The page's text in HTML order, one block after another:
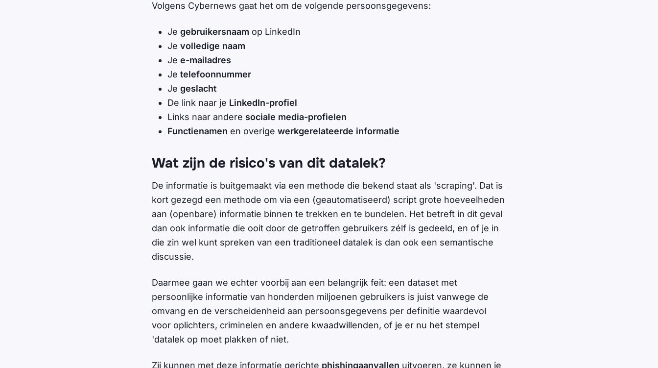
Volgens Cybernews gaat het om de volgende persoonsgegevens:
Je gebruikersnaam op LinkedIn
Je volledige naam
Je e-mailadres
Je telefoonnummer
Je geslacht
De link naar je LinkedIn-profiel
Links naar andere sociale media-profielen
Functienamen en overige werkgerelateerde informatie
Wat zijn de risico's van dit datalek?
De informatie is buitgemaakt via een methode die bekend staat als 'scraping'. Dat is
kort gezegd een methode om via een (geautomatiseerd) script grote hoeveelheden
aan (openbare) informatie binnen te trekken en te bundelen. Het betreft in dit geval
dan ook informatie die ooit door de getroffen gebruikers zélf is gedeeld, en of je in
die zin wel kunt spreken van een traditioneel datalek is dan ook een semantische
discussie.
Daarmee gaan we echter voorbij aan een belangrijk feit: een dataset met
persoonlijke informatie van honderden miljoenen gebruikers is juist vanwege de
omvang en de verscheidenheid aan persoonsgegevens per definitie waardevol
voor oplichters, criminelen en andere kwaadwillenden, of je er nu het stempel
'datalek op moet plakken of niet.
Zij kunnen met deze informatie gerichte phishingaanvallen uitvoeren, ze kunnen je